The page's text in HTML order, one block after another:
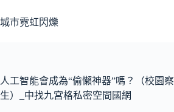
至
容
城市霓虹閃爍
人工智能會成為“偷懶神器”嗎？（校園
生）_中找九宮格私密空間國網